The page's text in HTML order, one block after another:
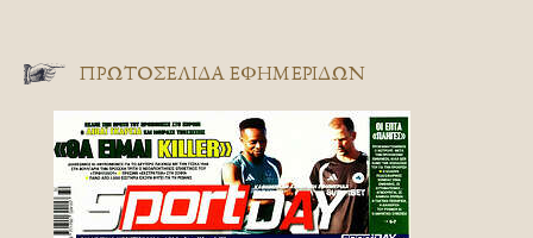
ΠΡΩΤΟΣΈΛΙΔΑ ΕΦΗΜΕΡΊΔΩΝ